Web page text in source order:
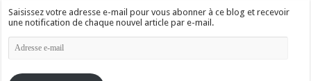
Saisissez votre adresse e-mail pour vous abonner à ce blog et recevoir
une notification de chaque nouvel article par e-mail.
Adresse
e-